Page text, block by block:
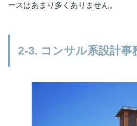
ースはあまり多くありません。
2-3. コンサル系設計事